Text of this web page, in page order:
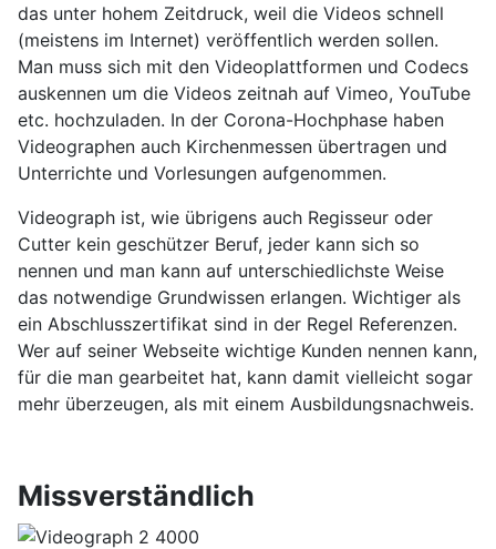
das unter hohem Zeitdruck, weil die Videos schnell
(meistens im Internet) veröffentlich werden sollen.
Man muss sich mit den Videoplattformen und Codecs
auskennen um die Videos zeitnah auf Vimeo, YouTube
etc. hochzuladen. In der Corona-Hochphase haben
Videographen auch Kirchenmessen übertragen und
Unterrichte und Vorlesungen aufgenommen.
Videograph ist, wie übrigens auch Regisseur oder
Cutter kein geschützer Beruf, jeder kann sich so
nennen und man kann auf unterschiedlichste Weise
das notwendige Grundwissen erlangen. Wichtiger als
ein Abschlusszertifikat sind in der Regel Referenzen.
Wer auf seiner Webseite wichtige Kunden nennen kann,
für die man gearbeitet hat, kann damit vielleicht sogar
mehr überzeugen, als mit einem Ausbildungsnachweis.
Missverständlich